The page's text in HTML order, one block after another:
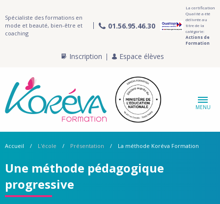
Spécialiste des formations en
mode et beauté, bien-être et
coaching
01.56.95.46.30
La certification
Qualité a été
délivrée au
titre de la
catégorie:
Actions de
Formation
Inscription Espace élèves
MENU
Accueil L'école Présentation La méthode Koréva Formation
Une méthode pédagogique
progressive